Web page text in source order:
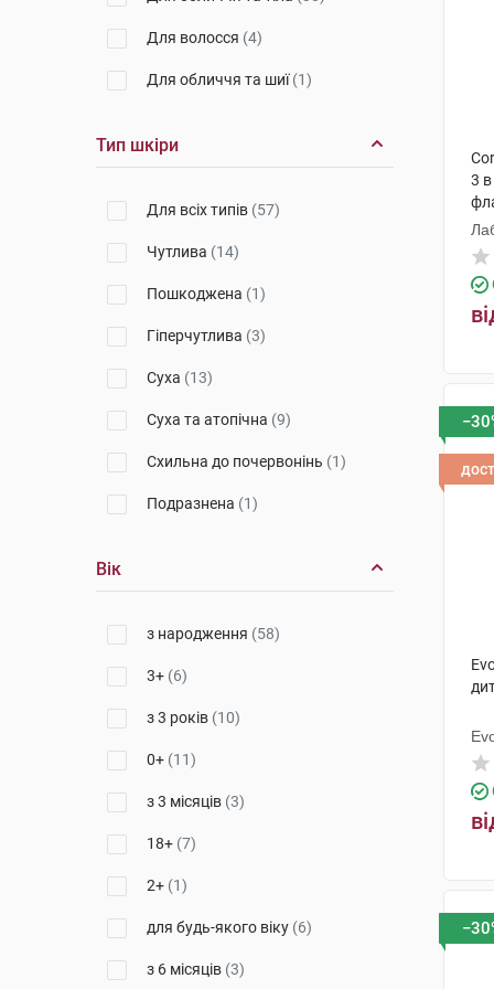
Фармзавод Єльфа(1)
Laboratorios Babe, S.L.
Ляборатуар SVR(3)
о.о.(2)
Познань(4)
Лабораторія Ніжі
Чефаро Айленд(1)
Аградо Косметік Кейр 3000
С.Л.У.(2)
Косметік Актів Інтернаціональ
Для волосся (4)
Для обличчя та шиї(1)
Тип шкіри
Для всіх типів (57)
Чутлива (14)
Пошкоджена (1)
Гіперчутлива (3)
Суха (13)
Суха та атопічна (9)
Схильна до почервонінь (1)
Подразнена (1)
Вік
з народження (58)
3+ (6)
з 3 років (10)
0+ (11)
з 3 місяців (3)
18+ (7)
2+ (1)
для будь-якого віку (6)
з 6 місяців (3)
3